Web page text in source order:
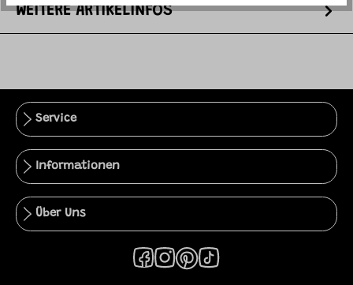
WEITERE ARTIKELINFOS
Service
Informationen
Über Uns